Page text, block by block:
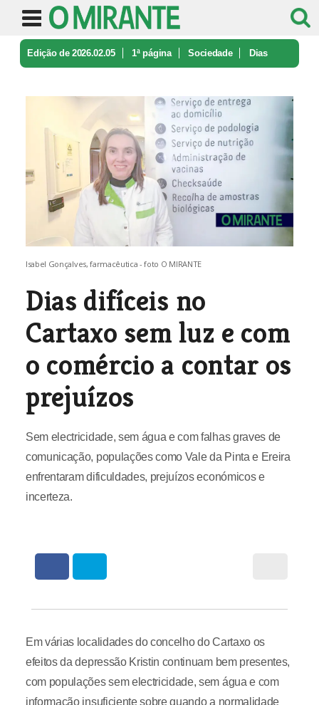
Edição de 2026.02.05 1ª página Sociedade Dias
Isabel Gonçalves, farmacêutica - foto O MIRANTE
Dias difíceis no
Cartaxo sem luz e com
o comércio a contar os
prejuízos
Sem electricidade, sem água e com falhas graves de
comunicação, populações como Vale da Pinta e Ereira
enfrentaram dificuldades, prejuízos económicos e
incerteza.
Em várias localidades do concelho do Cartaxo os
efeitos da depressão Kristin continuam bem presentes,
com populações sem electricidade, sem água e com
informação insuficiente sobre quando a normalidade